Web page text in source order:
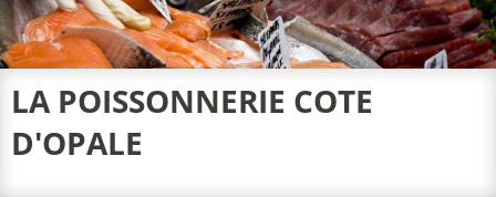
LA POISSONNERIE COTE
D'OPALE